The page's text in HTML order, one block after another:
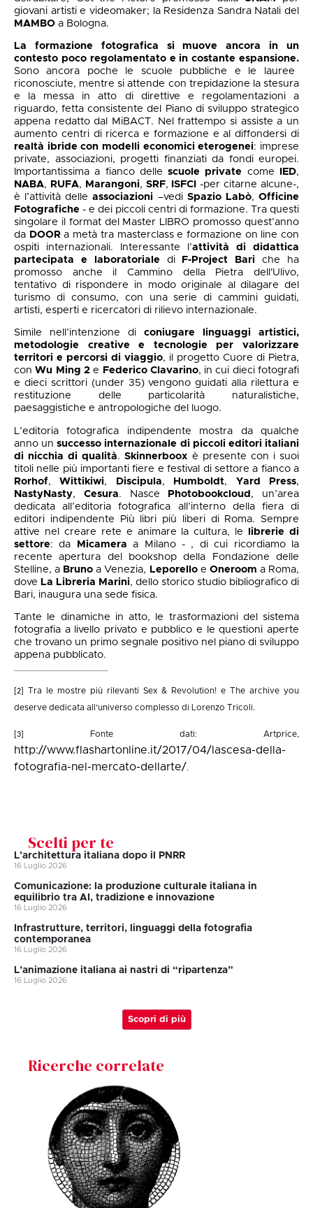
giovani artisti e videomaker; la Residenza Sandra Natali del
MAMBO a Bologna.
La formazione fotografica si muove ancora in un
contesto poco regolamentato e in costante espansione.
Sono ancora poche le scuole pubbliche e le lauree
riconosciute, mentre si attende con trepidazione la stesura
e la messa in atto di direttive e regolamentazioni a
riguardo, fetta consistente del Piano di sviluppo strategico
appena redatto dal MiBACT. Nel frattempo si assiste a un
aumento centri di ricerca e formazione e al diffondersi di
realtà ibride con modelli economici eterogenei: imprese
private, associazioni, progetti finanziati da fondi europei.
Importantissima a fianco dellescuole private come IED,
NABA, RUFA, Marangoni, SRF, ISFCI -per citarne alcune-,
è l’attività delleassociazioni –vedi Spazio Labò,Officine
Fotografiche - e dei piccoli centri di formazione. Tra questi
singolare il format del Master LIBRO promosso quest’anno
da DOORa metà tra masterclass e formazione on line con
ospiti internazionali. Interessante l’attività di didattica
partecipata e laboratoriale di F-Project Bari che ha
promosso anche il Cammino della Pietra dell'Ulivo,
tentativo di rispondere in modo originale al dilagare del
turismo di consumo, con una serie di cammini guidati,
artisti, esperti e ricercatori di rilievo internazionale.
Simile nell’intenzione di coniugare linguaggi artistici,
metodologie creative e tecnologie per valorizzare
territori e percorsi di viaggio, il progetto Cuore di Pietra,
conWu Ming 2e Federico Clavarino, in cui dieci fotografi
e dieci scrittori (under 35) vengono guidati alla rilettura e
restituzione delle particolarità naturalistiche,
paesaggistiche e antropologiche del luogo.
L’editoria fotografica indipendente mostra da qualche
anno unsuccesso internazionale di piccoli editori italiani
di nicchia di qualità.Skinnerboox è presente con i suoi
titoli nelle più importanti fiere e festival di settore a fianco a
Rorhof,Wittikiwi, Discipula, Humboldt, Yard Press,
NastyNasty, Cesura. Nasce Photobookcloud, un’area
dedicata all’editoria fotografica all’interno della fiera di
editori indipendente Più libri più liberi di Roma. Sempre
attive nel creare rete e animare la cultura, le librerie di
settore: da Micamera a Milano - , di cui ricordiamo la
recente apertura del bookshop della Fondazione delle
Stelline, a Bruno a Venezia, Leporelloe Oneroom a Roma,
dove La Libreria Marini, dello storico studio bibliografico di
Bari, inaugura una sede fisica.
Tante le dinamiche in atto, le trasformazioni del sistema
fotografia a livello privato e pubblico e le questioni aperte
che trovano un primo segnale positivo nel piano di sviluppo
appena pubblicato.
[2]
Tra le mostre più rilevanti Sex & Revolution! e The archive you
deserve dedicata all’universo complesso di Lorenzo Tricoli.
[3] Fonte dati: Artprice,
http://www.flashartonline.it/2017/04/lascesa-della-
fotografia-nel-mercato-dellarte/.
Scelti per te
L’architettura italiana dopo il PNRR
16 Luglio 2026
Comunicazione: la produzione culturale italiana in
equilibrio tra AI, tradizione e innovazione
16 Luglio 2026
Infrastrutture, territori, linguaggi della fotografia
contemporanea
16 Luglio 2026
L’animazione italiana ai nastri di “ripartenza”
16 Luglio 2026
Scopri di più
Ricerche correlate